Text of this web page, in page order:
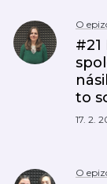
O
to
17. 2.
O